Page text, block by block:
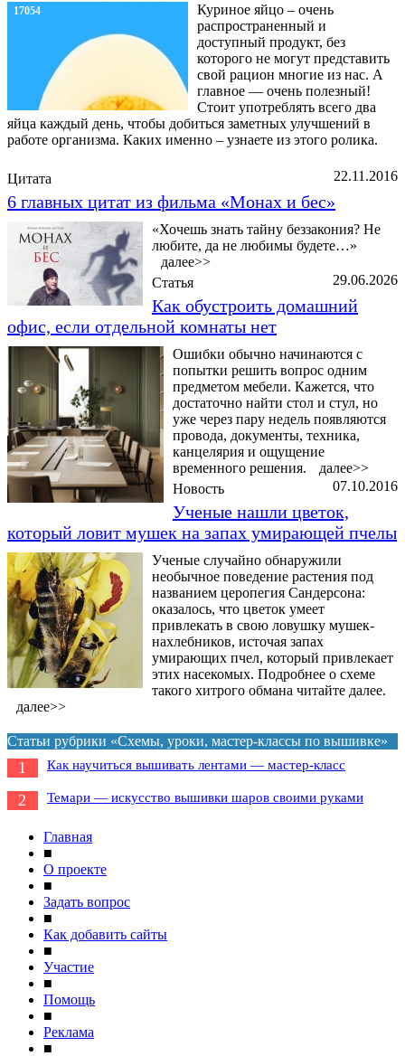
17054
Куриное яйцо – очень
распространенный и
доступный продукт, без
которого не могут представить
свой рацион многие из нас. А
главное — очень полезный!
Стоит употреблять всего два
яйца каждый день, чтобы добиться заметных улучшений в
работе организма. Каких именно – узнаете из этого ролика.
22.11.2016
Цитата
6 главных цитат из фильма «Монах и бес»
«Хочешь знать тайну беззакония? Не
любите, да не любимы будете…»
далее>>
29.06.2026
Статья
Как обустроить домашний
офис, если отдельной комнаты нет
Ошибки обычно начинаются с
попытки решить вопрос одним
предметом мебели. Кажется, что
достаточно найти стол и стул, но
уже через пару недель появляются
провода, документы, техника,
канцелярия и ощущение
временного решения.
далее>>
07.10.2016
Новость
Ученые нашли цветок,
который ловит мушек на запах умирающей пчелы
Ученые случайно обнаружили
необычное поведение растения под
названием церопегия Сандерсона:
оказалось, что цветок умеет
привлекать в свою ловушку мушек-
нахлебников, источая запах
умирающих пчел, который привлекает
этих насекомых. Подробнее о схеме
такого хитрого обмана читайте далее.
далее>>
Статьи рубрики «Схемы, уроки, мастер-классы по вышивке»
1 Как научиться вышивать лентами — мастер-класс
2 Темари — искусство вышивки шаров своими руками
Главная
■
О проекте
■
Задать вопрос
■
Как добавить сайты
■
Участие
■
Помощь
■
Реклама
■